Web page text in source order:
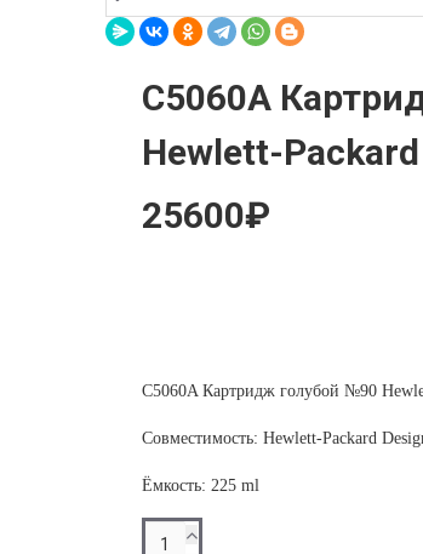
C5060A
Hewlett-
25600₽
C5060A Картридж голубой №90
Совместимость: Hewlett-Packard
Ёмкость: 225 ml